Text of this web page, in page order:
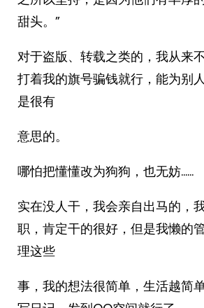
甜头。”
对于盗版、转载之类的，我从来
打着我的旗号骗钱就行，能为别
是很有
意思的。
哪怕把懂懂改为狗狗，也无妨……
实在没人干，我会亲自出马的，
职，肯定干的很好，但是我懒的
理这些
事，我的想法很简单，生活越简